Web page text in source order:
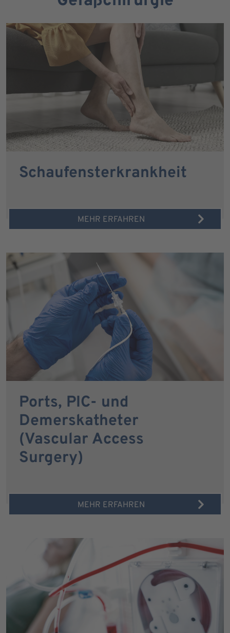
Schaufensterkrankheit
MEHR ERFAHREN
Ports, PIC- und
Demerskatheter
(Vascular Access
Surgery)
MEHR ERFAHREN